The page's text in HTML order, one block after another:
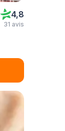
4,8
31 avis